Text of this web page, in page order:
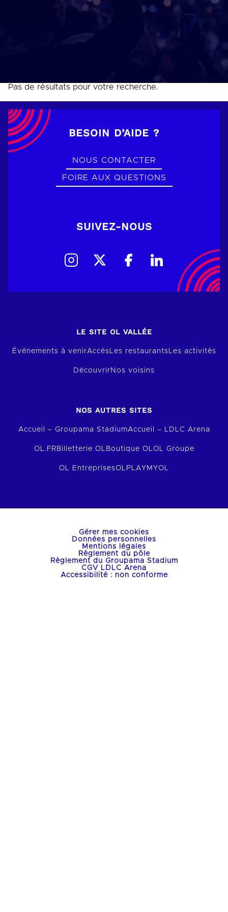
Pas de résultats pour votre recherche.
BESOIN D’AIDE ?
NOUS CONTACTER
FOIRE AUX QUESTIONS
SUIVEZ-NOUS
LE SITE OL VALLÉE
Événements à venirAccèsLes restaurantsLes activités
Découvrir Nos voisins
NOS AUTRES SITES
Accueil – Groupama StadiumAccueil – LDLC Arena
OL.FR Billetterie OL Boutique OLOL Groupe
OL EntreprisesOLPLAY MYOL
Gérer mes cookies
Données personnelles
Mentions légales
Règlement du pôle
Règlement du Groupama Stadium
CGV LDLC Arena
Accessibilité : non conforme